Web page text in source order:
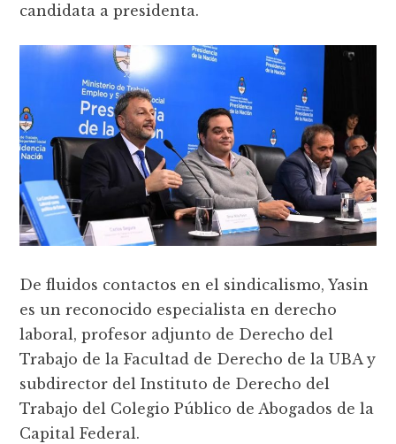
candidata a presidenta.
De fluidos contactos en el sindicalismo, Yasin
es un reconocido especialista en derecho
laboral, profesor adjunto de Derecho del
Trabajo de la Facultad de Derecho de la UBA y
subdirector del Instituto de Derecho del
Trabajo del Colegio Público de Abogados de la
Capital Federal.